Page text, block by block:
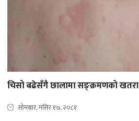
चिसो बढेसँगै छालामा सङ्क्रमणको खतरा
सोमबार, मंसिर १७, २०८१